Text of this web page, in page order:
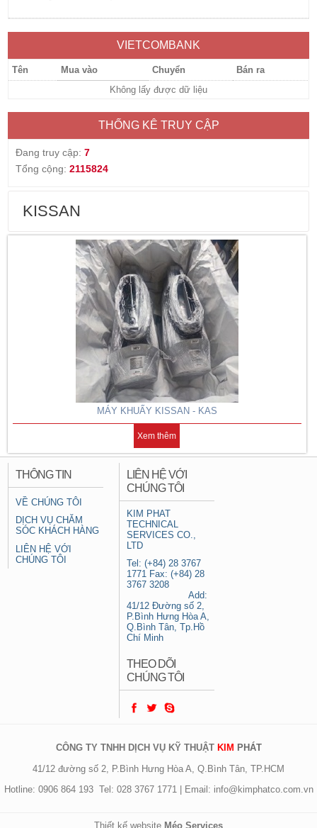
VIETCOMBANK
Tên Mua vào Chuyển
Bán ra
Không lấy được dữ liệu
THỐNG KÊ TRUY CẬP
Đang truy cập:7
Tổng cộng:2115824
KISSAN
MÁY KHUẤY KISSAN - KAS
Xem thêm
THÔNG TIN
VỀ CHÚNG TÔI
DỊCH VỤ CHĂM
SÓC KHÁCH HÀNG
LIÊN HỆ VỚI
CHÚNG TÔI
LIÊN HỆ VỚI
CHÚNG TÔI
KIM PHAT
TECHNICAL
SERVICES CO.,
LTD
Tel: (+84) 28 3767
1771 Fax: (+84) 28
3767 3208
Add:
41/12 Đường số 2,
P.Bình Hưng Hòa A,
Q.Bình Tân, Tp.Hồ
Chí Minh
THEO DÕI
CHÚNG TÔI
CÔNG TY TNHH DỊCH VỤ KỸ THUẬT KIM PHÁT
41/12 đường số 2, P.Bình Hưng Hòa A, Q.Bình Tân, TP.HCM
Hotline: 0906 864 193 Tel: 028 3767 1771 | Email: info@kimphatco.com.vn
Thiết kế website Méo Services